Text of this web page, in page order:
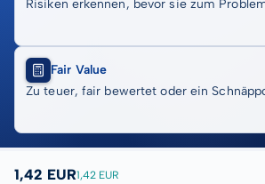
Risiken erkennen, bevor sie zum
Fair Value
Zu teuer, fair bewertet oder ein
1,42 EUR1,42 EUR